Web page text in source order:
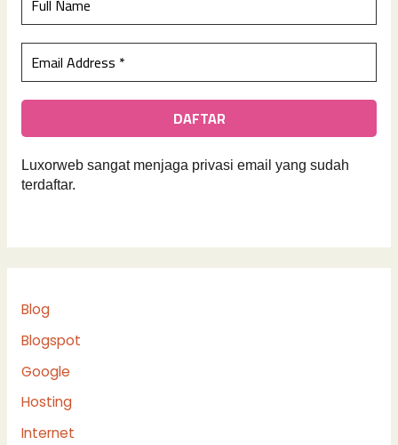
Luxorweb sangat menjaga privasi email yang sudah
terdaftar.
Blog
Blogspot
Google
Hosting
Internet